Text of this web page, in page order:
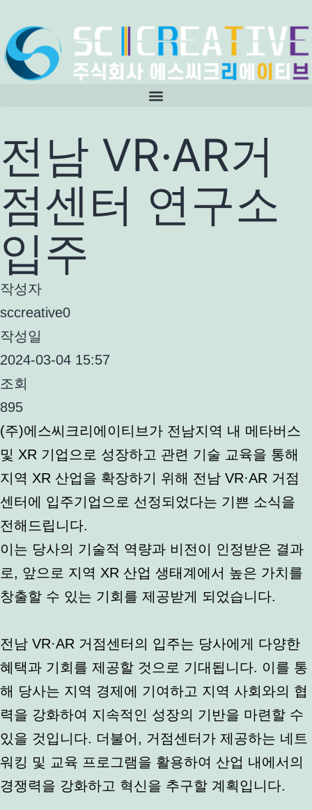
전남 VR·AR거
점센터 연구소
입주
작성자
sccreative0
작성일
2024-03-04 15:57
조회
895
(주)에스씨크리에이티브가 전남지역 내 메타버스
및 XR 기업으로 성장하고 관련 기술 교육을 통해
지역 XR 산업을 확장하기 위해 전남 VR·AR 거점
센터에 입주기업으로 선정되었다는 기쁜 소식을
전해드립니다.
이는 당사의 기술적 역량과 비전이 인정받은 결과
로, 앞으로 지역 XR 산업 생태계에서 높은 가치를
창출할 수 있는 기회를 제공받게 되었습니다.
전남 VR·AR 거점센터의 입주는 당사에게 다양한
혜택과 기회를 제공할 것으로 기대됩니다. 이를 통
해 당사는 지역 경제에 기여하고 지역 사회와의 협
력을 강화하여 지속적인 성장의 기반을 마련할 수
있을 것입니다. 더불어, 거점센터가 제공하는 네트
워킹 및 교육 프로그램을 활용하여 산업 내에서의
경쟁력을 강화하고 혁신을 추구할 계획입니다.